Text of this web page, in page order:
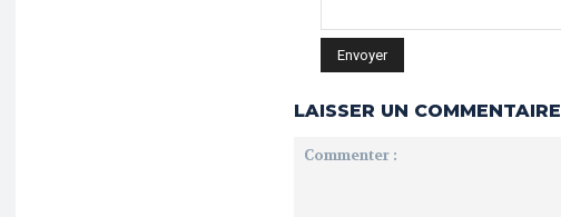
LAISSER UN COMMENTAIRE